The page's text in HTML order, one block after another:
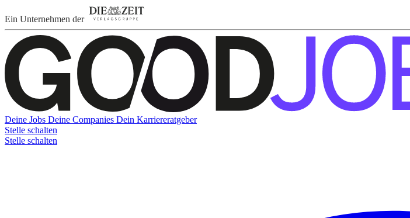
Ein Unternehmen der
Deine Jobs Deine Companies Dein Karriereratgeber
Stelle schalten
Stelle schalten